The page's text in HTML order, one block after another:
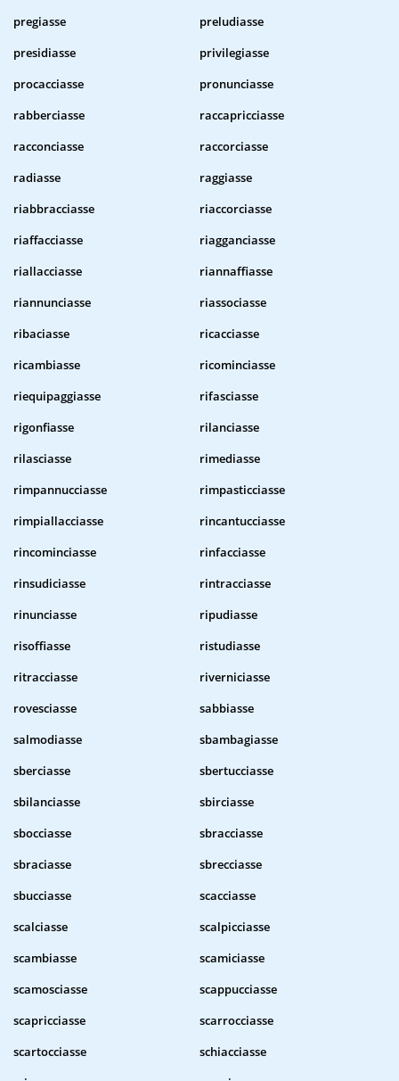
pregiasse
preludiasse
presidiasse
privilegiasse
procacciasse
pronunciasse
rabberciasse
raccapricciasse
racconciasse
raccorciasse
radiasse
raggiasse
riabbracciasse
riaccorciasse
riaffacciasse
riagganciasse
riallacciasse
riannaffiasse
riannunciasse
riassociasse
ribaciasse
ricacciasse
ricambiasse
ricominciasse
riequipaggiasse
rifasciasse
rigonfiasse
rilanciasse
rilasciasse
rimediasse
rimpannucciasse
rimpasticciasse
rimpiallacciasse
rincantucciasse
rincominciasse
rinfacciasse
rinsudiciasse
rintracciasse
rinunciasse
ripudiasse
risoffiasse
ristudiasse
ritracciasse
riverniciasse
rovesciasse
sabbiasse
salmodiasse
sbambagiasse
sberciasse
sbertucciasse
sbilanciasse
sbirciasse
sbocciasse
sbracciasse
sbraciasse
sbrecciasse
sbucciasse
scacciasse
scalciasse
scalpicciasse
scambiasse
scamiciasse
scamosciasse
scappucciasse
scapricciasse
scarrocciasse
scartocciasse
schiacciasse